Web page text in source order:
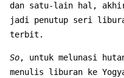
dan satu-lain hal,
jadi penutup seri
terbit.
So, untuk melunasi
menulis liburan ke